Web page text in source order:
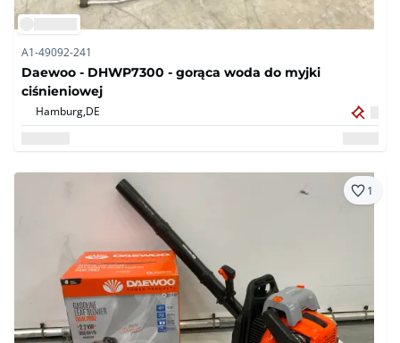
A1-49092-241
Daewoo - DHWP7300 - gorąca woda do myjki
ciśnieniowej
Hamburg,DE
1